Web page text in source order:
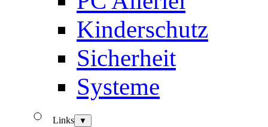
Kinderschutz
Sicherheit
Systeme
Links ▼